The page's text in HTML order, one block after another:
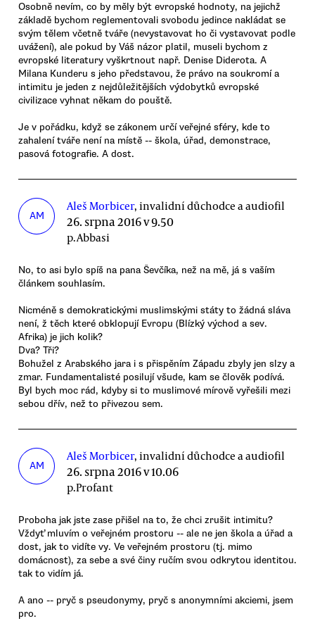
Osobně nevím, co by měly být evropské hodnoty, na jejichž
základě bychom reglementovali svobodu jedince nakládat se
svým tělem včetně tváře (nevystavovat ho či vystavovat podle
uvážení), ale pokud by Váš názor platil, museli bychom z
evropské literatury vyškrtnout např. Denise Diderota. A
Milana Kunderu s jeho představou, že právo na soukromí a
intimitu je jeden z nejdůležitějších výdobytků evropské
civilizace vyhnat někam do pouště.
Je v pořádku, když se zákonem určí veřejné sféry, kde to
zahalení tváře není na místě -- škola, úřad, demonstrace,
pasová fotografie. A dost.
AM
Aleš Morbicer, invalidní důchodce a audiofil
26. srpna 2016 v 9.50
p.Abbasi
No, to asi bylo spíš na pana Ševčíka, než na mě, já s vaším
článkem souhlasím.
Nicméně s demokratickými muslimskými státy to žádná sláva
není, ž těch které obklopují Evropu (Blízký východ a sev.
Afrika) je jich kolik?
Dva? Tři?
Bohužel z Arabského jara i s přispěním Západu zbyly jen slzy a
zmar. Fundamentalisté posilují všude, kam se člověk podívá.
Byl bych moc rád, kdyby si to muslimové mírově vyřešili mezi
sebou dřív, než to přivezou sem.
AM
Aleš Morbicer, invalidní důchodce a audiofil
26. srpna 2016 v 10.06
p.Profant
Proboha jak jste zase přišel na to, že chci zrušit intimitu?
Vždyť mluvím o veřejném prostoru -- ale ne jen škola a úřad a
dost, jak to vidíte vy. Ve veřejném prostoru (tj. mimo
domácnost), za sebe a své činy ručím svou odkrytou identitou.
tak to vidím já.
A ano -- pryč s pseudonymy, pryč s anonymními akciemi, jsem
pro.